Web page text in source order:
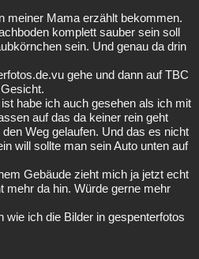
meiner Mama erzählt bekommen.
komplett sauber sein soll
sein. Und genau da drin
gehe und dann auf TBC
habe ich auch gesehen als ich mit
auf das da keiner rein geht
Weg gelaufen. Und das es nicht
will sollte man sein Auto unten auf
Gebäude zieht mich ja jetzt echt
mehr da hin. Würde gerne mehr
wie ich die Bilder in gespenterfotos